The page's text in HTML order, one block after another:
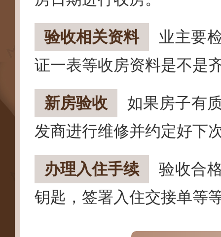
验收相关资料
业主要
证一表等收房资料是不是
新房验收
如果房子有
发商进行维修并约定好下
办理入住手续
验收合
钥匙，签署入住交接单等